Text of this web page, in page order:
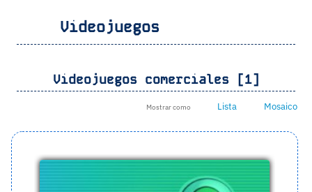
Videojuegos
Videojuegos comerciales [1]
Mostrar como Lista Mosaico